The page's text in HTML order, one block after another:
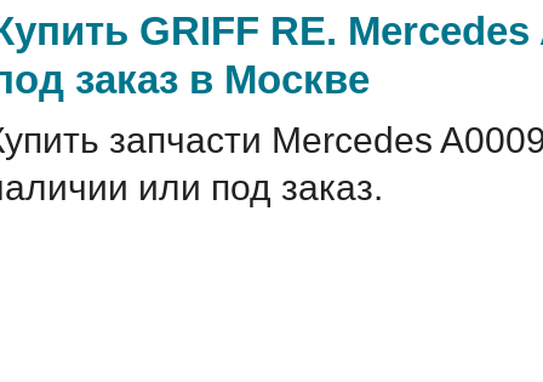
GRIFF RE.
заказ в Москве
запчасти Mercedes
или под заказ.